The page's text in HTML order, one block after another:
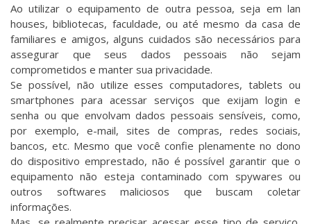
Ao utilizar o equipamento de outra pessoa, seja em lan
houses, bibliotecas, faculdade, ou até mesmo da casa de
familiares e amigos, alguns cuidados são necessários para
assegurar que seus dados pessoais não sejam
comprometidos e manter sua privacidade.
Se possível, não utilize esses computadores, tablets ou
smartphones para acessar serviços que exijam login e
senha ou que envolvam dados pessoais sensíveis, como,
por exemplo, e-mail, sites de compras, redes sociais,
bancos, etc. Mesmo que você confie plenamente no dono
do dispositivo emprestado, não é possível garantir que o
equipamento não esteja contaminado com spywares ou
outros softwares maliciosos que buscam coletar
informações.